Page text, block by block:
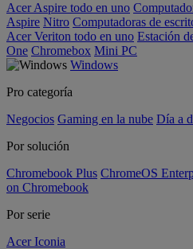
Acer Aspire todo en uno
Aspire Nitro Computadoras de
Acer Veriton todo en uno Estación
One Chromebox Mini PC
Windows
Pro categoría
Negocios Gaming en la nube Día a
Por solución
Chromebook Plus ChromeOS
on Chromebook
Por serie
Acer Iconia